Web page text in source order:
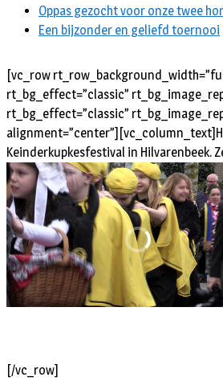
Oppas gezocht voor onze twee
Een bijzonder en geliefd toernooi
[vc_row
rt_bg_effect=”classic”
rt_bg_effect=”classic”
Keinderkupkesfestival in Hilvarenbeek.
[/vc_row]